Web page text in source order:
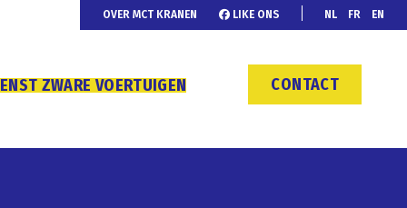
OVER MCT KRANEN LIKE ONS NL FR EN
ZWARE VOERTUIGEN CONTACT